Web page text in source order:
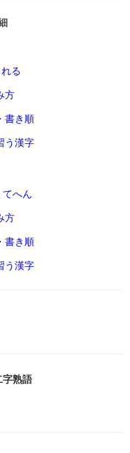
る
方
書き順
う漢字
へん
方
書き順
う漢字
字熟語